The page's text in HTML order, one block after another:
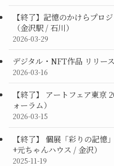
【終了】記憶のかけらプロ
（金沢駅 / 石川）
2026-03-29
デジタル・NFT作品 リリー
2026-03-16
【終了】 アートフェア東
ォーラム）
2026-03-15
【終了】 個展「彩りの記憶
+元ちゃんハウス / 金沢）
2025-11-19